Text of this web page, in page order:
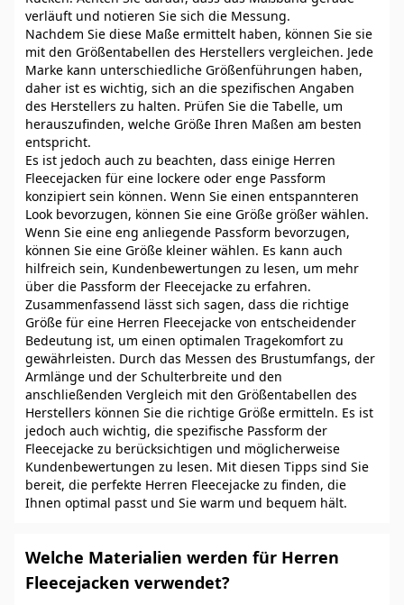
verläuft und notieren Sie sich die Messung.
Nachdem Sie diese Maße ermittelt haben, können Sie sie
mit den Größentabellen des Herstellers vergleichen. Jede
Marke kann unterschiedliche Größenführungen haben,
daher ist es wichtig, sich an die spezifischen Angaben
des Herstellers zu halten. Prüfen Sie die Tabelle, um
herauszufinden, welche Größe Ihren Maßen am besten
entspricht.
Es ist jedoch auch zu beachten, dass einige Herren
Fleecejacken für eine lockere oder enge Passform
konzipiert sein können. Wenn Sie einen entspannteren
Look bevorzugen, können Sie eine Größe größer wählen.
Wenn Sie eine eng anliegende Passform bevorzugen,
können Sie eine Größe kleiner wählen. Es kann auch
hilfreich sein, Kundenbewertungen zu lesen, um mehr
über die Passform der Fleecejacke zu erfahren.
Zusammenfassend lässt sich sagen, dass die richtige
Größe für eine Herren Fleecejacke von entscheidender
Bedeutung ist, um einen optimalen Tragekomfort zu
gewährleisten. Durch das Messen des Brustumfangs, der
Armlänge und der Schulterbreite und den
anschließenden Vergleich mit den Größentabellen des
Herstellers können Sie die richtige Größe ermitteln. Es ist
jedoch auch wichtig, die spezifische Passform der
Fleecejacke zu berücksichtigen und möglicherweise
Kundenbewertungen zu lesen. Mit diesen Tipps sind Sie
bereit, die perfekte Herren Fleecejacke zu finden, die
Ihnen optimal passt und Sie warm und bequem hält.
Welche Materialien werden für Herren
Fleecejacken verwendet?